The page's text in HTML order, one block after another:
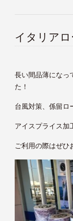
イタリア
長い間品薄になっ
た！
台風対策、係留ロ
アイスプライス加
ご利用の際はぜひ